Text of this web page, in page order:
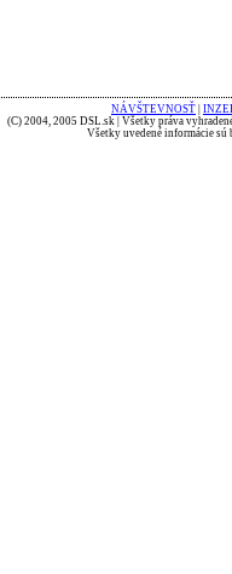
NÁVŠTEVNOSŤ
(C) 2004, 2005 DSL.sk | Všetky práva
Všetky uvedené informácie sú